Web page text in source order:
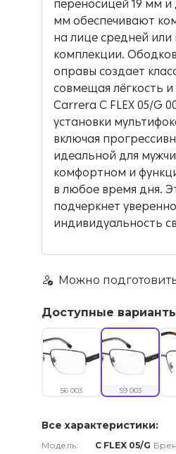
переносицей 19 мм и
мм обеспечивают
на лице средней или
комплекции.
оправы создает
совмещая лёгкость
Carrera C FLEX 05/G
установки
включая
идеальной для
комфортном и
в любое время дня.
подчеркнет
индивидуальность
Можно
Доступные
56 003 59 003
Все характеристики:
Модель: C FLEX 05/G